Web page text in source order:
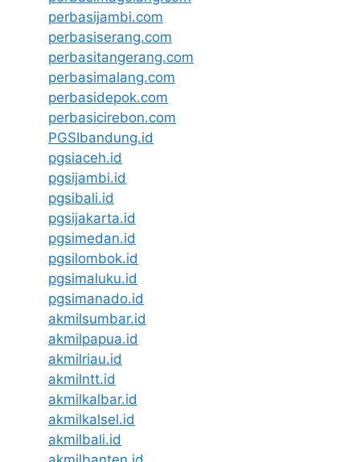
perbasijambi.com
perbasiserang.com
perbasitangerang.com
perbasimalang.com
perbasidepok.com
perbasicirebon.com
PGSIbandung.id
pgsiaceh.id
pgsijambi.id
pgsibali.id
pgsijakarta.id
pgsimedan.id
pgsilombok.id
pgsimaluku.id
pgsimanado.id
akmilsumbar.id
akmilpapua.id
akmilriau.id
akmilntt.id
akmilkalbar.id
akmilkalsel.id
akmilbali.id